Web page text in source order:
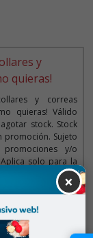
y
quieras!
y correas
quieras! Válido
stock. Stock
promoción. Sujeto
y/o
solo para la
×